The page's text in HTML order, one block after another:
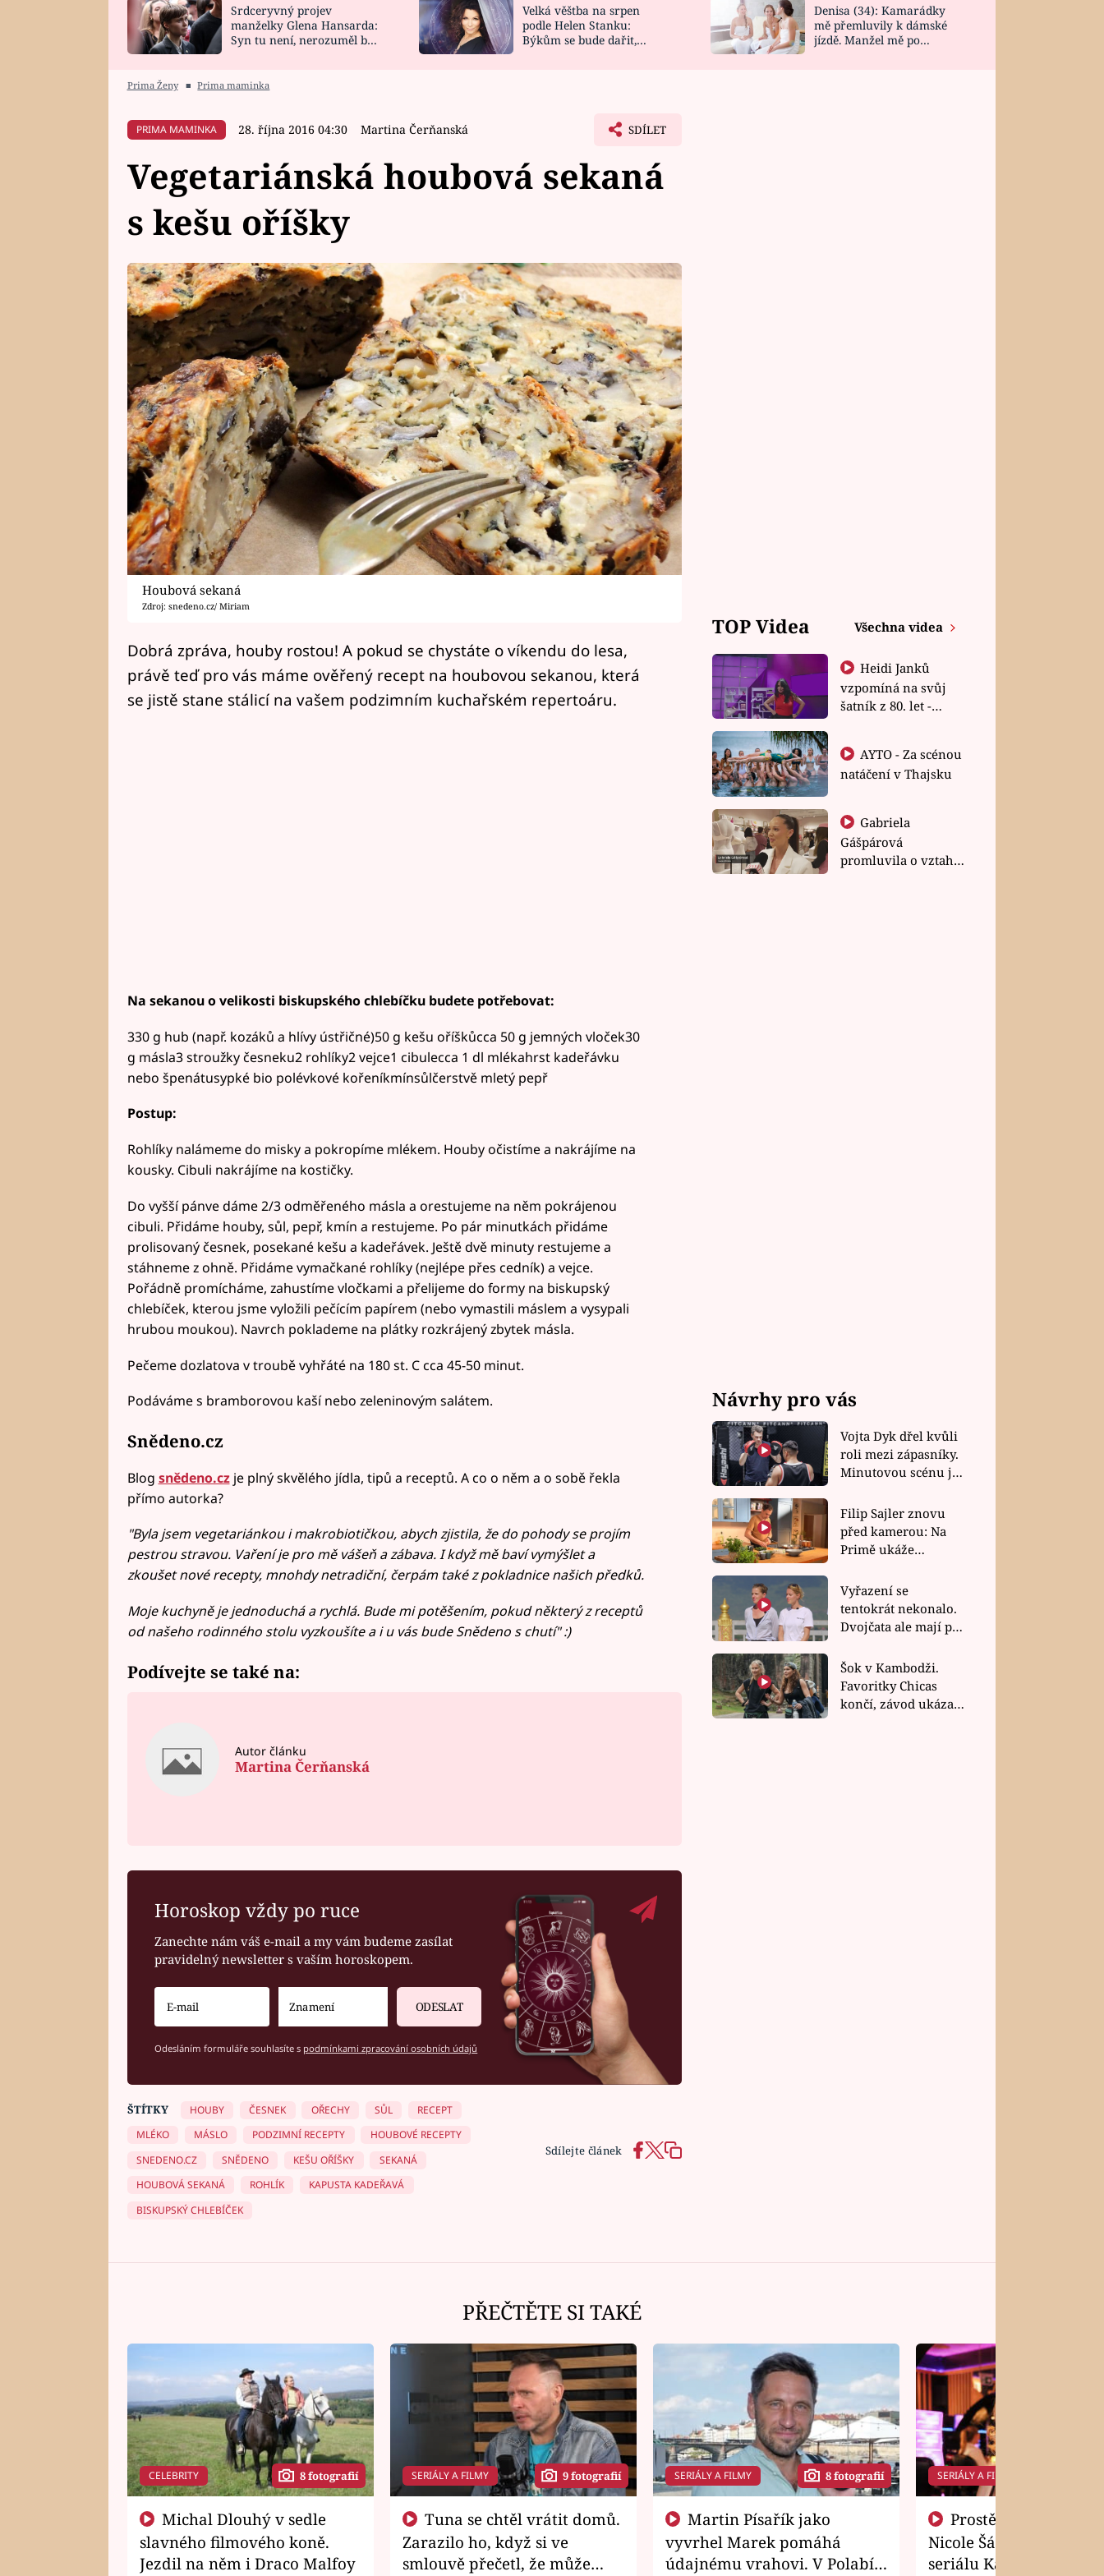
HOROSKOP NA
CELEBRITY
VAŘENÍ
NOVINKY
VIDEORECEPTY
DESIGN
Srdceryvný projev
manželky Glena Hansarda:
Syn tu není, nerozuměl by
Velká věštba na srpen
podle Helen Stanku:
Býkům se bude dařit,
Denisa (34): Kamarádky
mě přemluvily k dámské
jízdě. Manžel mě po
Prima Ženy ■ Prima maminka
PRIMA MAMINKA 28. října 2016 04:30 Martina Čerňanská SDÍLET
Vegetariánská houbová sekaná
s kešu oříšky
Houbová sekaná
Zdroj: snedeno.cz/ Miriam
Dobrá zpráva, houby rostou! A pokud se chystáte o víkendu do lesa,
právě teď pro vás máme ověřený recept na houbovou sekanou, která
se jistě stane stálicí na vašem podzimním kuchařském repertoáru.
Na sekanou o velikosti biskupského chlebíčku budete potřebovat:
330 g hub (např. kozáků a hlívy ústřičné)50 g kešu oříškůcca 50 g jemných vloček30
g másla3 stroužky česneku2 rohlíky2 vejce1 cibulecca 1 dl mlékahrst kadeřávku
nebo špenátusypké bio polévkové kořeníkmínsůlčerstvě mletý pepř
Postup:
Rohlíky nalámeme do misky a pokropíme mlékem. Houby očistíme a nakrájíme na
kousky. Cibuli nakrájíme na kostičky.
Do vyšší pánve dáme 2/3 odměřeného másla a orestujeme na něm pokrájenou
cibuli. Přidáme houby, sůl, pepř, kmín a restujeme. Po pár minutkách přidáme
prolisovaný česnek, posekané kešu a kadeřávek. Ještě dvě minuty restujeme a
stáhneme z ohně. Přidáme vymačkané rohlíky (nejlépe přes cedník) a vejce.
Pořádně promícháme, zahustíme vločkami a přelijeme do formy na biskupský
chlebíček, kterou jsme vyložili pečícím papírem (nebo vymastili máslem a vysypali
hrubou moukou). Navrch poklademe na plátky rozkrájený zbytek másla.
Pečeme dozlatova v troubě vyhřáté na 180 st. C cca 45-50 minut.
Podáváme s bramborovou kaší nebo zeleninovým salátem.
Snědeno.cz
Blog snědeno.czje plný skvělého jídla, tipů a receptů. A co o něm a o sobě řekla
přímo autorka?
"Byla jsem vegetariánkou i makrobiotičkou, abych zjistila, že do pohody se projím
pestrou stravou. Vaření je pro mě vášeň a zábava. I když mě baví vymýšlet a
zkoušet nové recepty, mnohdy netradiční, čerpám také z pokladnice našich předků.
Moje kuchyně je jednoduchá a rychlá. Bude mi potěšením, pokud některý z receptů
od našeho rodinného stolu vyzkoušíte a i u vás bude Snědeno s chutí" :)
Podívejte se také na:
Autor článku
Martina Čerňanská
Horoskop vždy po ruce
Zanechte nám váš e-mail a my vám budeme zasílat
pravidelný newsletter s vaším horoskopem.
ODESLAT
Odesláním formuláře souhlasíte s podmínkami zpracování osobních údajů
Sdílejte článek
ŠTÍTKY HOUBY ČESNEK OŘECHY SŮL
RECEPT
MLÉKO
MÁSLO PODZIMNÍ RECEPTY
HOUBOVÉ RECEPTY
SNEDENO.CZ
SNĚDENO KEŠU OŘÍŠKY
SEKANÁ
HOUBOVÁ SEKANÁ
ROHLÍK
KAPUSTA KADEŘAVÁ
BISKUPSKÝ CHLEBÍČEK
TOP Videa Všechna videa
Heidi Janků
vzpomíná na svůj
šatník z 80. let -
natáčení v Thajsku
Gabriela
Gášpárová
promluvila o vztahu
Návrhy pro vás
Vojta Dyk dřel kvůli
roli mezi zápasníky.
Minutovou scénu jel
Filip Sajler znovu
před kamerou: Na
Primě ukáže
rychlé recepty
Vyřazení se
tentokrát nekonalo.
Dvojčata ale mají po
závodu nůž na krku
Šok v Kambodži.
Favoritky Chicas
končí, závod ukázal
PŘEČTĚTE SI TAKÉ
CELEBRITY 8 fotografií
slavného filmového koně.
Jezdil na něm i Draco Malfoy
SERIÁLY A FILMY 9 fotografií
Zarazilo ho, když si ve
smlouvě přečetl, že může
SERIÁLY A FILMY 8 fotografií
vyvrhel Marek pomáhá
údajnému vrahovi. V Polabí
SERIÁLY A FILMY
Nicole Šáchová získala
seriálu Kamarádi